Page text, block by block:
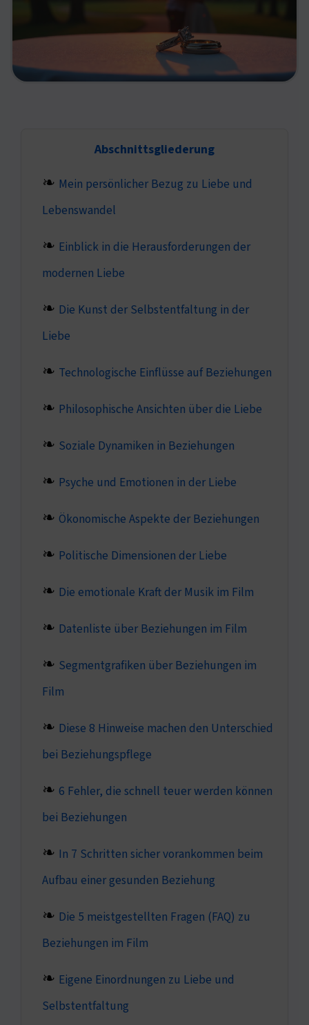
Abschnittsgliederung
Mein persönlicher Bezug zu Liebe und
Lebenswandel
Einblick in die Herausforderungen der
modernen Liebe
Die Kunst der Selbstentfaltung in der
Liebe
Technologische Einflüsse auf Beziehungen
Philosophische Ansichten über die Liebe
Soziale Dynamiken in Beziehungen
Psyche und Emotionen in der Liebe
Ökonomische Aspekte der Beziehungen
Politische Dimensionen der Liebe
Die emotionale Kraft der Musik im Film
Datenliste über Beziehungen im Film
Segmentgrafiken über Beziehungen im
Film
Diese 8 Hinweise machen den Unterschied
bei Beziehungspflege
6 Fehler, die schnell teuer werden können
bei Beziehungen
In 7 Schritten sicher vorankommen beim
Aufbau einer gesunden Beziehung
Die 5 meistgestellten Fragen (FAQ) zu
Beziehungen im Film
Eigene Einordnungen zu Liebe und
Selbstentfaltung